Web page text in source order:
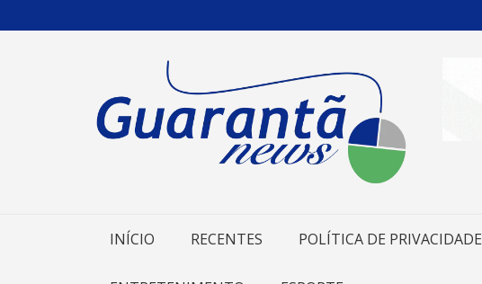
para
INÍCIO RECENTES POLÍTICA DE PRIVACIDADE